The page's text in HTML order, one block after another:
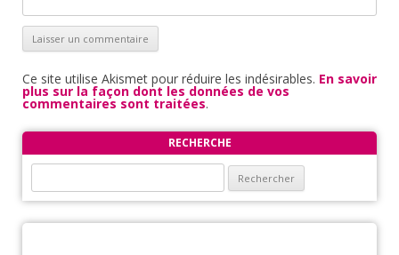
Ce site utilise Akismet pour réduire les indésirables. En savoir
plus sur la façon dont les données de vos
commentaires sont traitées.
RECHERCHE